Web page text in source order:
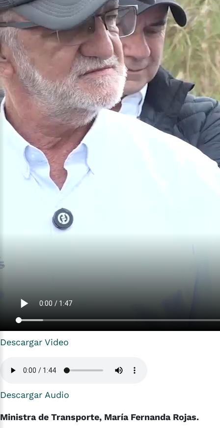
Descargar Video
Descargar Audio
Ministra de Transporte, María Fernanda Rojas.